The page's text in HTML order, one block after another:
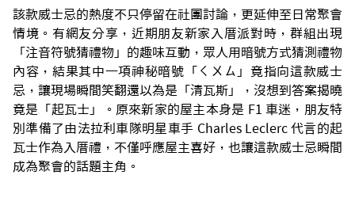
該款威士忌的熱度不只停留在社團討論，更延伸至日常聚會
情境。有網友分享，近期朋友新家入厝派對時，群組出現
「注音符號猜禮物」的趣味互動，眾人用暗號方式猜測禮物
內容，結果其中一項神秘暗號「ㄑㄨㄙ」竟指向這款威士
忌，讓現場瞬間笑翻還以為是「清瓦斯」，沒想到答案揭曉
竟是「起瓦士」。原來新家的屋主本身是 F1 車迷，朋友特
別準備了由法拉利車隊明星車手 Charles Leclerc 代言的起
瓦士作為入厝禮，不僅呼應屋主喜好，也讓這款威士忌瞬間
成為聚會的話題主角。